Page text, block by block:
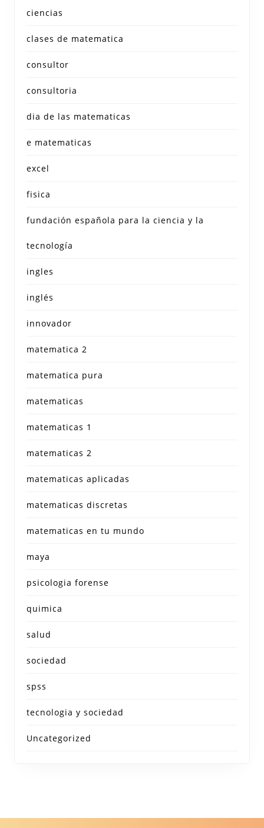
ciencias
clases de matematica
consultor
consultoria
dia de las matematicas
e matematicas
excel
fisica
fundación española para la ciencia y la
tecnología
ingles
inglés
innovador
matematica 2
matematica pura
matematicas
matematicas 1
matematicas 2
matematicas aplicadas
matematicas discretas
matematicas en tu mundo
maya
psicologia forense
quimica
salud
sociedad
spss
tecnologia y sociedad
Uncategorized